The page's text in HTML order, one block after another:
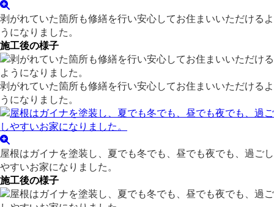
剥がれていた箇所も修繕を行い安心してお住まいいただけるよ
うになりました。
施工後の様子
剥がれていた箇所も修繕を行い安心してお住まいいただけるよ
うになりました。
屋根はガイナを塗装し、夏でも冬でも、昼でも夜でも、過ごし
やすいお家になりました。
施工後の様子